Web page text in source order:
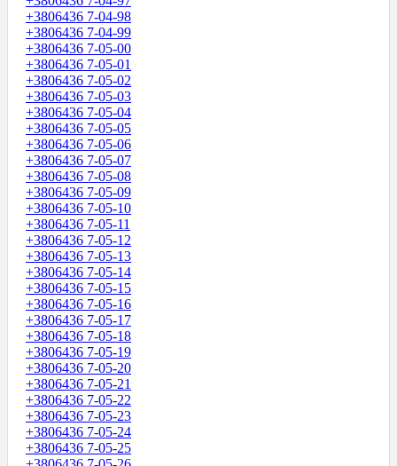
+3806436 7-04-98
+3806436 7-04-99
+3806436 7-05-00
+3806436 7-05-01
+3806436 7-05-02
+3806436 7-05-03
+3806436 7-05-04
+3806436 7-05-05
+3806436 7-05-06
+3806436 7-05-07
+3806436 7-05-08
+3806436 7-05-09
+3806436 7-05-10
+3806436 7-05-11
+3806436 7-05-12
+3806436 7-05-13
+3806436 7-05-14
+3806436 7-05-15
+3806436 7-05-16
+3806436 7-05-17
+3806436 7-05-18
+3806436 7-05-19
+3806436 7-05-20
+3806436 7-05-21
+3806436 7-05-22
+3806436 7-05-23
+3806436 7-05-24
+3806436 7-05-25